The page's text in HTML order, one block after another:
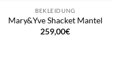
BEKLEIDUNG
Mary&Yve Shacket Mantel
259,00€